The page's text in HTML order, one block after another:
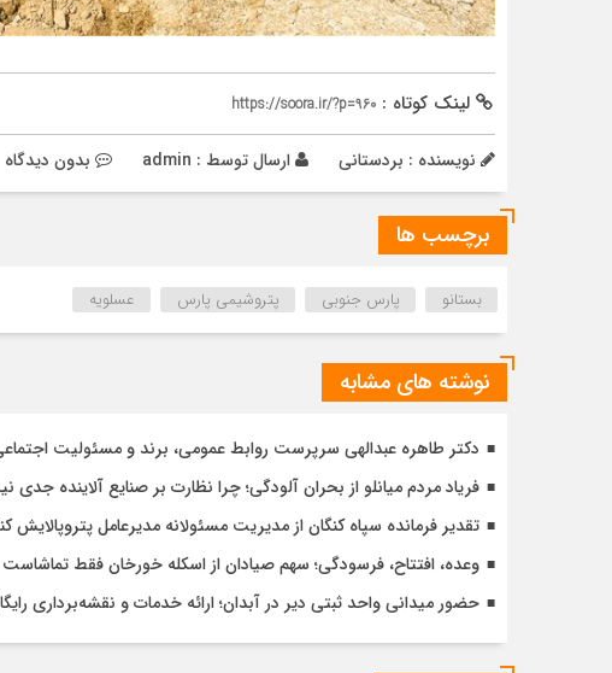
لینک کوتاه : https://soora.ir/?p=960
نویسنده : بردستانی ارسال توسط : admin بدون دیدگاه
برچسب ها
بستانو پارس جنوبی پتروشیمی پارس عسلویه
نوشته های مشابه
دکتر طاهره عبدالهی سرپرست روابط عمومی، برند و مسئولیت
فریاد مردم میانلو از بحران آلودگی؛ چرا نظارت بر صنایع آلاینده جدی
تقدیر فرمانده سپاه کنگان از مدیریت مسئولانه مدیرعامل پتروپالایش
وعده، افتتاح، فرسودگی؛ سهم صیادان از اسکله خورخان فقط تماشاست
حضور میدانی واحد ثبتی دیر در آبدان؛ ارائه خدمات و نقشه‌برداری